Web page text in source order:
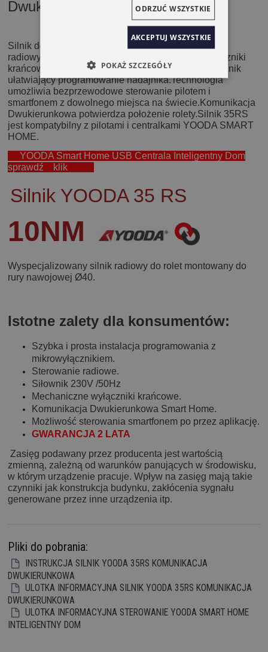
Dwukierunkowa
Silnik do rolet Yooda z wbudowanym odbiornikiem
radiowym.Seria 35 RS posiada mechaniczne wyłączniki
krańcowe.Dodatkowo siłownik posiada mikrowyłącznik
ułatwiający programowanie nadajnika.Technologia
umożliwia bezprzewodowe sterowanie pilotem i
smartfonem z dowolnego miejsca na świecie.Komunikacja
Dwukierunkowa potwierdza położenie rolety.Silnik 35RS
jest kompatybilny z pilotami i centralkami YOODA SMART
HOME.
YOODA Smart Home USB Centrala Inteligentny Dom
sprawdź klik
Silnik YOODA 35 RS
10NM
Wyspecjalizowany silnik radiowy do rolet montowany do
rury nawojowej Ø40.
Istotne zalety dla konsumentów:
Szybka i prosta instalacja programowania z
mikrowyłącznikiem.
Sterowanie radiowe.
Siłownik 230V /50Hz
Mechaniczne wyłączniki krańcowe.
Komunikacja Dwukierunkowa Smart Home.
Możliwość sterowania smartfonem po przez aplikację.
GWARANCJA 2 LATA
Zasięg podawany przez producenta jest wartością
zmienną, zależną od warunków panujących w środowisku,
w którym urządzenie pracuje. Wpływ na zasięg mają takie
czynniki jak konstrukcja budynku, zakłócenia sygnału
generowane przez inne urządzenia itp.
Pliki do pobrania:
INSTRUKCJA SILNIK YOODA 35RS KOMUNIKACJA
DWUKIERUNKOWA
ULOTKA INFORMACYJNA SILNIK YOODA 35RS KOMUNIKACJA
DWUKIERUNKOWA
ULOTKA INFORMACYJNA STEROWANIE YOODA SMART HOME
INTELIGENTNY DOM
AKCEPTUJ WSZYSTKIE
ODRZUĆ WSZYSTKIE
POKAŻ SZCZEGÓŁY